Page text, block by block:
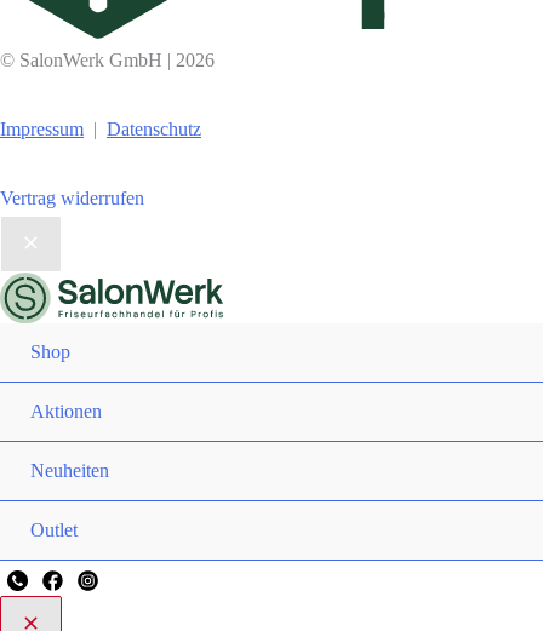
© SalonWerk GmbH | 2026
Impressum | Datenschutz
Vertrag widerrufen
Shop
Aktionen
Neuheiten
Outlet